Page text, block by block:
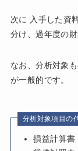
次に 入手した資
分け、過年度の
なお、分析対象
が一般的です。
分析対象項目の
損益計算書